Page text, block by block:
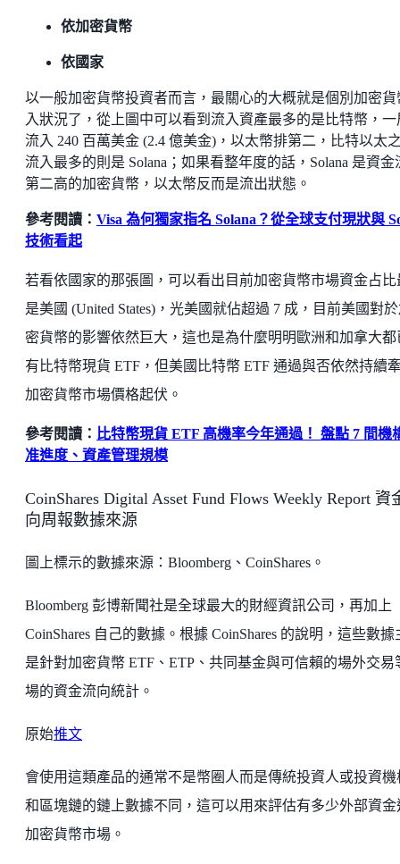
依加密貨幣
依國家
以一般加密貨幣投資者而言，最關心的大概就是個別加密貨
入狀況了，從上圖中可以看到流入資產最多的是比特幣，一
流入 240 百萬美金 (2.4 億美金)，以太幣排第二，比特以太
流入最多的則是 Solana；如果看整年度的話，Solana 是資金
第二高的加密貨幣，以太幣反而是流出狀態。
參考閱讀： Visa 為何獨家指名 Solana？從全球支付現狀與
技術看起
若看依國家的那張圖，可以看出目前加密貨幣市場資金占比
是美國 (United States)，光美國就佔超過 7 成，目前美國對
密貨幣的影響依然巨大，這也是為什麼明明歐洲和加拿大都
有比特幣現貨 ETF，但美國比特幣 ETF 通過與否依然持續
加密貨幣市場價格起伏。
參考閱讀： 比特幣現貨 ETF 高機率今年通過！ 盤點 7 間機
准進度、資產管理規模
CoinShares Digital Asset Fund Flows Weekly Report 資
向周報數據來源
圖上標示的數據來源：Bloomberg、CoinShares。
Bloomberg 彭博新聞社是全球最大的財經資訊公司，再加上
CoinShares 自己的數據。根據 CoinShares 的說明，這些數據
是針對加密貨幣 ETF、ETP、共同基金與可信賴的場外交易
場的資金流向統計。
原始推文
會使用這類產品的通常不是幣圈人而是傳統投資人或投資機
和區塊鏈的鏈上數據不同，這可以用來評估有多少外部資金
加密貨幣市場。